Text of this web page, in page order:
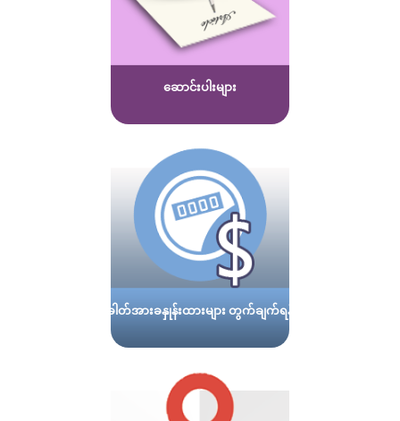
ဆောင်းပါးများ
ဓါတ်အားခနှုန်းထားများ တွက်ချက်ရန်